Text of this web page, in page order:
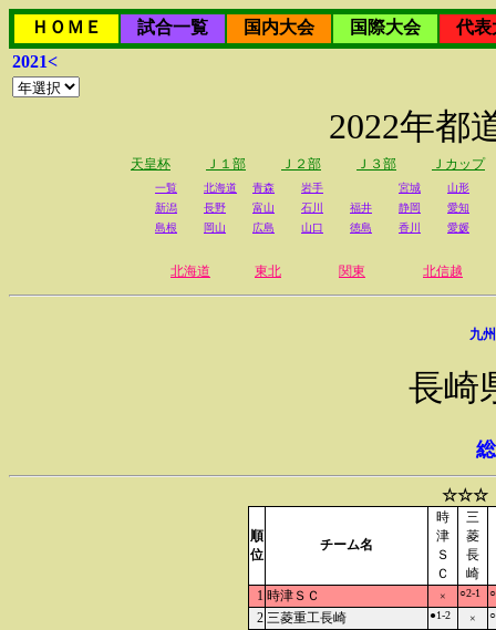
ＨＯＭＥ 試合一覧 国内大会 国際大会
代表
2021<
2022年都
天皇杯 Ｊ１部 Ｊ２部 Ｊ３部 Ｊカップ
一覧 北海道 青森 岩手 宮城
山形
新潟
長野 富山 石川 福井 静岡
愛知
島根
岡山 広島 山口 徳島 香川 愛媛
北海道 東北 関東 北信越
九
長崎
☆☆☆
順
位
チーム名
時
津
Ｓ
Ｃ
三
菱
長
崎
1 時津ＳＣ × ○2-1
2 三菱重工長崎 ●1-2 ×